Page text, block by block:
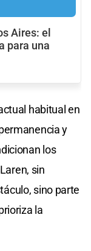
Aires: el
para una
habitual en
y
los
sin
sino parte
la